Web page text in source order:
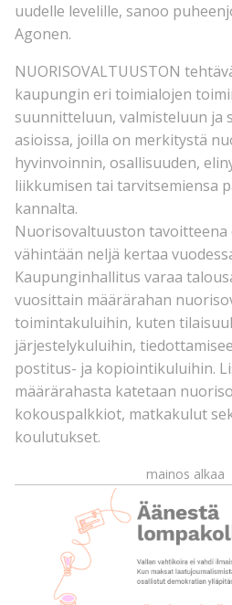
uudelle levelille, sanoo
Agonen.
NUORISOVALTUUSTON
kaupungin eri toimialojen
suunnitteluun, valmisteluun ja
asioissa, joilla on merkitystä
hyvinvoinnin, osallisuuden,
liikkumisen tai tarvitsemiensa
kannalta.
Nuorisovaltuuston
vähintään neljä kertaa
Kaupunginhallitus varaa
vuosittain määrärahan
toimintakuluihin, kuten
järjestelykuluihin,
postitus- ja kopiointikuluihin.
määrärahasta katetaan
kokouspalkkiot, matkakulut
koulutukset.
mainos alkaa